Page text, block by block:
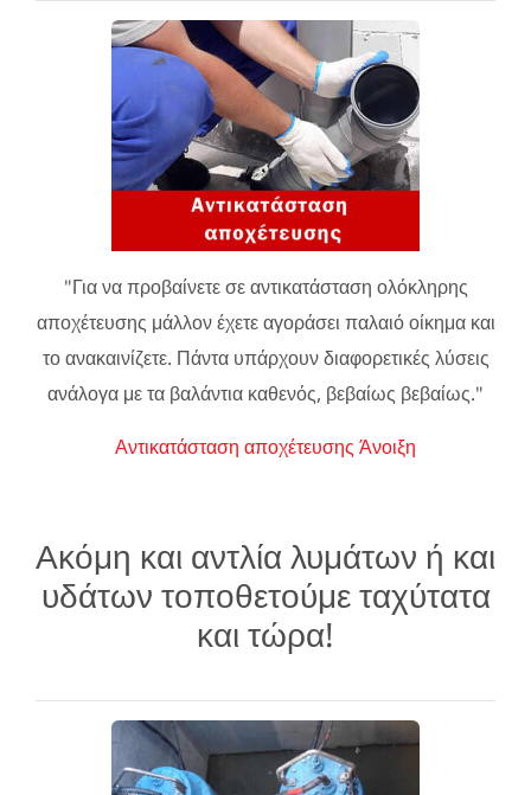
"Για να προβαίνετε σε αντικατάσταση ολόκληρης
αποχέτευσης μάλλον έχετε αγοράσει παλαιό οίκημα και
το ανακαινίζετε. Πάντα υπάρχουν διαφορετικές λύσεις
ανάλογα με τα βαλάντια καθενός, βεβαίως βεβαίως."
Αντικατάσταση αποχέτευσης Άνοιξη
Ακόμη και αντλία λυμάτων ή και
υδάτων τοποθετούμε ταχύτατα
και τώρα!